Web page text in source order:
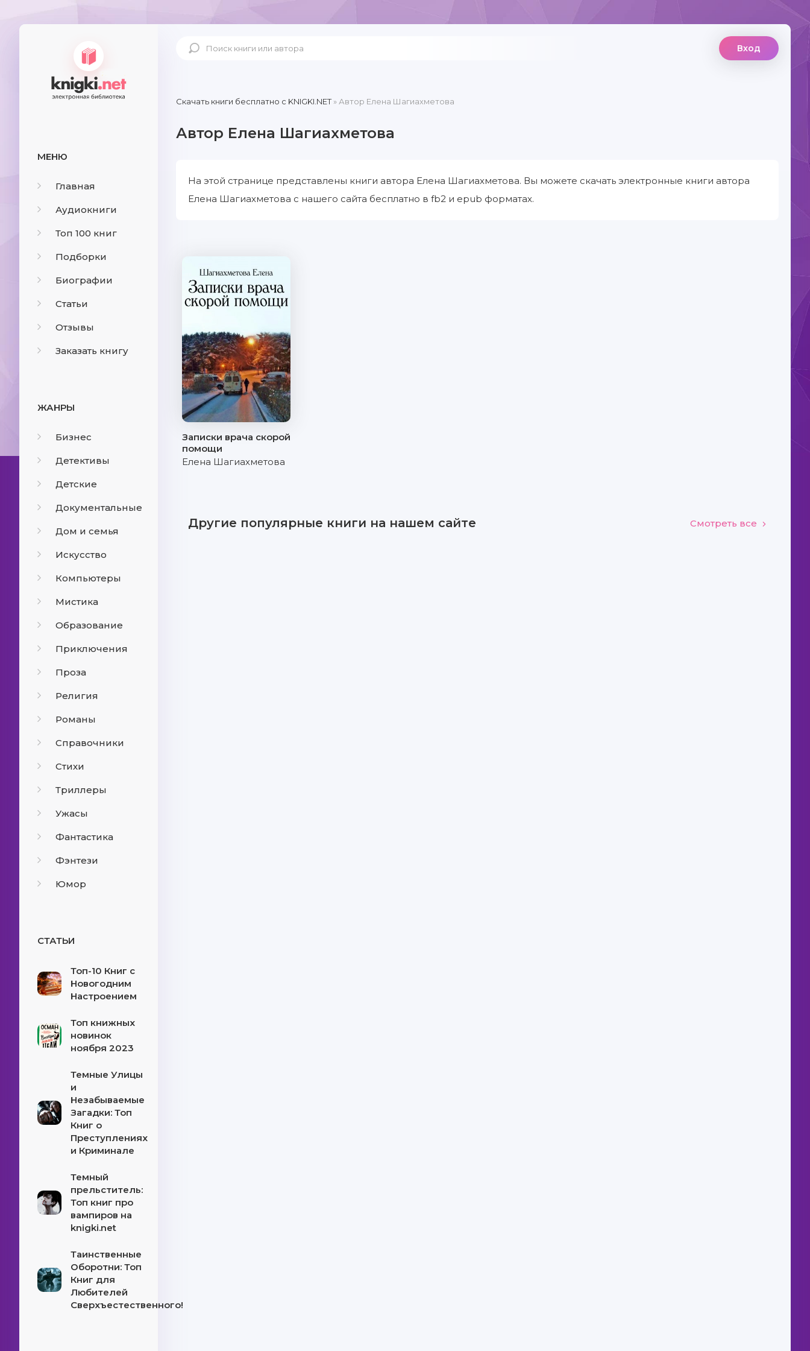
МЕНЮ
Главная
Аудиокниги
Топ 100 книг
Подборки
Биографии
Статьи
Отзывы
Заказать книгу
ЖАНРЫ
Бизнес
Детективы
Детские
Документальные
Дом и семья
Искусство
Компьютеры
Мистика
Образование
Приключения
Проза
Религия
Романы
Справочники
Стихи
Триллеры
Ужасы
Фантастика
Фэнтези
Юмор
СТАТЬИ
Топ-10 Книг с
Новогодним
Настроением
Топ книжных
новинок
ноября 2023
Темные Улицы
и
Незабываемые
Загадки: Топ
Книг о
Преступлениях
и Криминале
Темный
прельститель:
Топ книг про
вампиров на
knigki.net
Таинственные
Оборотни: Топ
Книг для
Любителей
Сверхъестественного!
Вход
Скачать книги бесплатно c KNIGKI.NET» Автор Елена Шагиахметова
Автор Елена Шагиахметова
На этой странице представлены книги автора Елена Шагиахметова. Вы можете скачать электронные книги автора
Елена Шагиахметова с нашего сайта бесплатно в fb2 и epub форматах.
Записки врача скорой
помощи
Елена Шагиахметова
Другие популярные книги на нашем сайте Смотреть все